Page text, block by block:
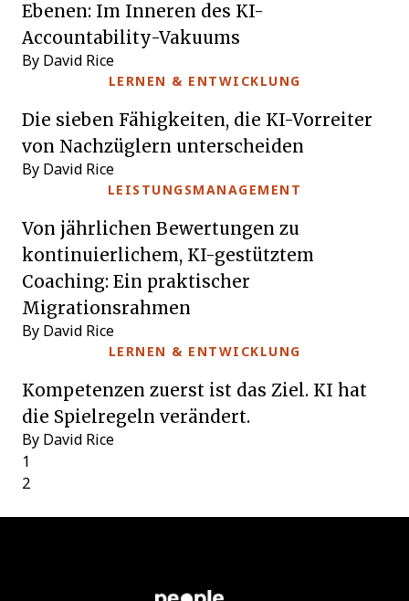
Ebenen: Im Inneren des KI-
Accountability-Vakuums
By David Rice
LERNEN & ENTWICKLUNG
Die sieben Fähigkeiten, die KI-Vorreiter
von Nachzüglern unterscheiden
By David Rice
LEISTUNGSMANAGEMENT
Von jährlichen Bewertungen zu
kontinuierlichem, KI-gestütztem
Coaching: Ein praktischer
Migrationsrahmen
By David Rice
LERNEN & ENTWICKLUNG
Kompetenzen zuerst ist das Ziel. KI hat
die Spielregeln verändert.
By David Rice
1
2